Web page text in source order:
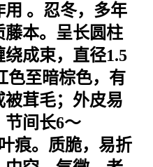
。 忍冬，多年
藤本。呈长圆柱
成束，直径1.5
色至暗棕色，有
被茸毛；外皮易
节间长6～
痕。质脆，易折